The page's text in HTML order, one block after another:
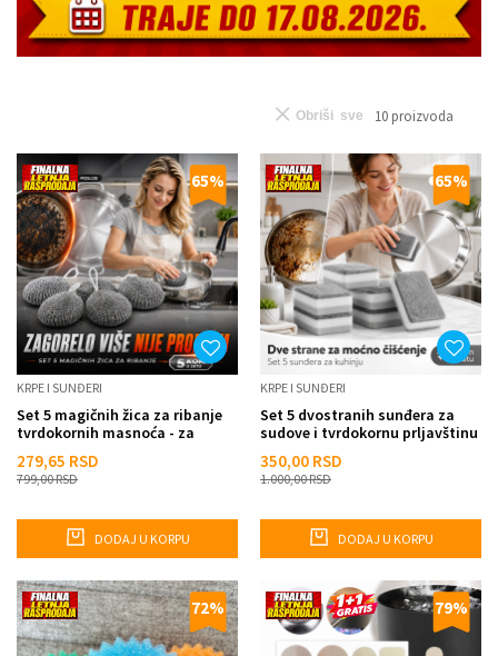
10 proizvoda
Obriši sve
65%
KRPE I SUNĐERI
Set 5 magičnih žica za ribanje
tvrdokornih masnoća - za
279,65 RSD
799,00RSD
DODAJ U KORPU
65%
KRPE I SUNĐERI
Set 5 dvostranih sunđera za
sudove i tvrdokornu prljavštinu
350,00 RSD
1.000,00RSD
DODAJ U KORPU
72% 79%